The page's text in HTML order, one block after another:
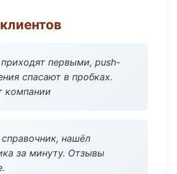
первыми, push-
спасают в пробках.
компании
нашёл
за минуту. Отзывы